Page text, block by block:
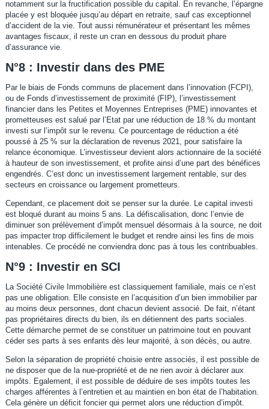
notamment sur la fructification possible du capital. En revanche, l’épargne
placée y est bloquée jusqu’au départ en retraite, sauf cas exceptionnel
d’accident de la vie. Tout aussi rémunérateur et présentant les mêmes
avantages fiscaux, il reste un cran en dessous du produit phare
d’assurance vie.
N°8 : Investir dans des PME
Par le biais de Fonds communs de placement dans l’innovation (FCPI),
ou de Fonds d’investissement de proximité (FIP), l’investissement
financier dans les Petites et Moyennes Entreprises (PME) innovantes et
prometteuses est salué par l’Etat par une réduction de 18 % du montant
investi sur l’impôt sur le revenu. Ce pourcentage de réduction a été
poussé à 25 % sur la déclaration de revenus 2021, pour satisfaire la
relance économique. L’investisseur devient alors actionnaire de la société
à hauteur de son investissement, et profite ainsi d’une part des bénéfices
engendrés. C’est donc un investissement largement rentable, sur des
secteurs en croissance ou largement prometteurs.
Cependant, ce placement doit se penser sur la durée. Le capital investi
est bloqué durant au moins 5 ans. La défiscalisation, donc l’envie de
diminuer son prélèvement d’impôt mensuel désormais à la source, ne doit
pas impacter trop difficilement le budget et rendre ainsi les fins de mois
intenables. Ce procédé ne conviendra donc pas à tous les contribuables.
N°9 : Investir en SCI
La Société Civile Immobilière est classiquement familiale, mais ce n’est
pas une obligation. Elle consiste en l’acquisition d’un bien immobilier par
au moins deux personnes, dont chacun devient associé. De fait, n’étant
pas propriétaires directs du bien, ils en détiennent des parts sociales.
Cette démarche permet de se constituer un patrimoine tout en pouvant
céder ses parts à ses enfants dès leur majorité, à son décès, ou autre.
Selon la séparation de propriété choisie entre associés, il est possible de
ne disposer que de la nue-propriété et de ne rien avoir à déclarer aux
impôts. Egalement, il est possible de déduire de ses impôts toutes les
charges afférentes à l’entretien et au maintien en bon état de l’habitation.
Cela génère un déficit foncier qui permet alors une réduction d’impôt.